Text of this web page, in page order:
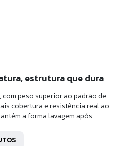
estrutura que dura
peso superior ao padrão de
cobertura e resistência real ao
a forma lavagem após